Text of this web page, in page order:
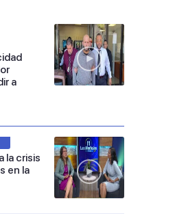
a
la crisis
en la